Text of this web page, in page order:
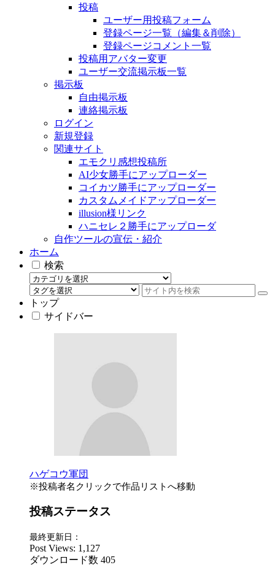
投稿
ユーザー用投稿フォーム
登録ページ一覧（編集＆削除）
登録ページコメント一覧
投稿用アバター変更
ユーザー交流掲示板一覧
掲示板
自由掲示板
連絡掲示板
ログイン
新規登録
関連サイト
エモクリ感想投稿所
AI少女勝手にアップローダー
コイカツ勝手にアップローダー
カスタムメイドアップローダー
illusion様リンク
ハニセレ２勝手にアップローダ
自作ツールの宣伝・紹介
ホーム
検索
トップ
サイドバー
ハゲコウ軍団
※投稿者名クリックで作品リストへ移動
投稿ステータス
最終更新日：
Post Views: 1,127
ダウンロード数 405